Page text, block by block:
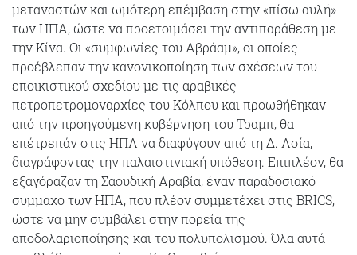
μεταναστών και ωμότερη επέμβαση στην «πίσω αυλή»
των ΗΠΑ, ώστε να προετοιμάσει την αντιπαράθεση με
την Κίνα. Οι «συμφωνίες του Αβράαμ», οι οποίες
προέβλεπαν την κανονικοποίηση των σχέσεων του
εποικιστικού σχεδίου με τις αραβικές
πετροπετρομοναρχίες του Κόλπου και προωθήθηκαν
από την προηγούμενη κυβέρνηση του Τραμπ, θα
επέτρεπάν στις ΗΠΑ να διαφύγουν από τη Δ. Ασία,
διαγράφοντας την παλαιστινιακή υπόθεση. Επιπλέον, θα
εξαγόραζαν τη Σαουδική Αραβία, έναν παραδοσιακό
συμμαχο των ΗΠΑ, που πλέον συμμετέχει στις BRICS,
ώστε να μηνσυμβάλει στην πορεία της
αποδολαριοποίησης και του πολυπολισμού. Όλα αυτά